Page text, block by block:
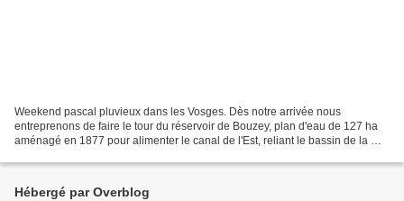
Weekend pascal pluvieux dans les Vosges. Dès notre arrivée nous
entreprenons de faire le tour du réservoir de Bouzey, plan d'eau de 127 ha
aménagé en 1877 pour alimenter le canal de l'Est, reliant le bassin de la mer
Hébergé par Overblog